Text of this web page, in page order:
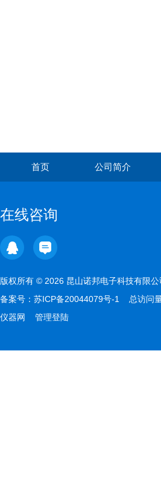
首页 公司简介
在线咨询
版权所有 © 2026 昆山诺邦电子科技有限
备案号： 苏ICP备20044079号-1 总访问
仪器网
管理登陆